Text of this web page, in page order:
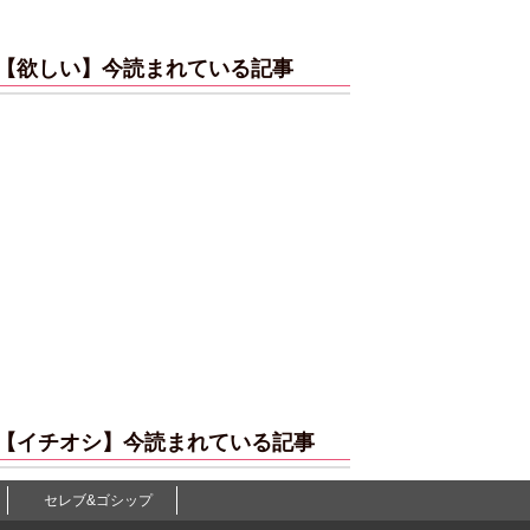
【欲しい】今読まれている記事
【イチオシ】今読まれている記事
セレブ&ゴシップ